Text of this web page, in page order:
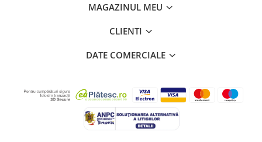
MAGAZINUL MEU
CLIENTI
DATE COMERCIALE